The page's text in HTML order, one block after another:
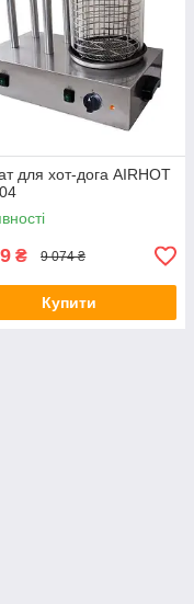
для хот-дога AIRHOT
₴ 9 074 ₴
Купити